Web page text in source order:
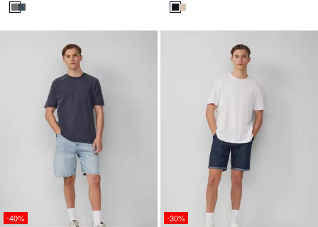
-40% -30%